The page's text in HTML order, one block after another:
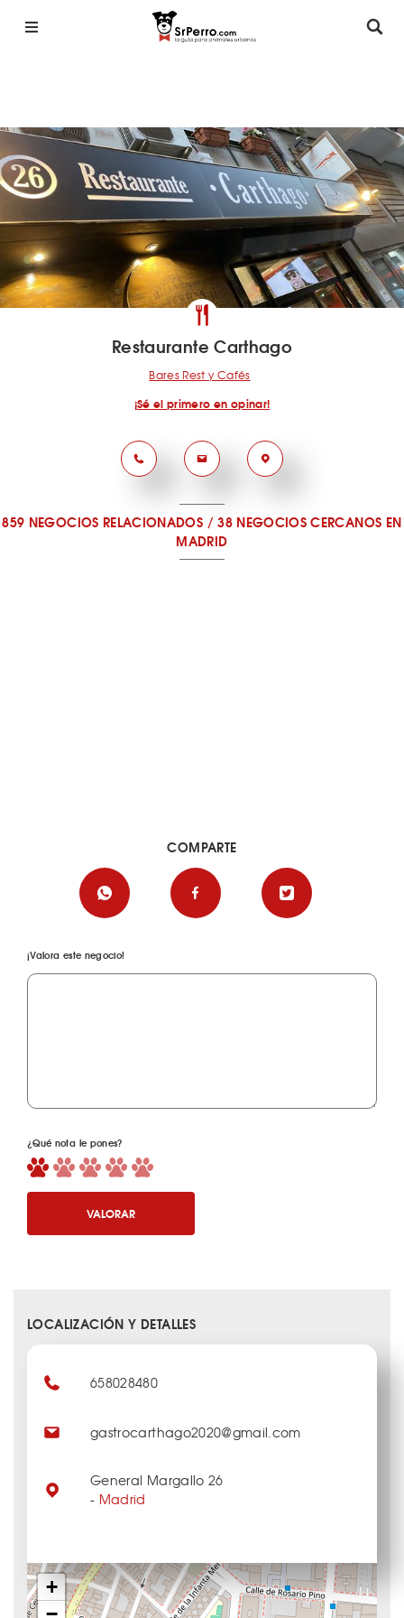
Restaurante Carthago
Bares Rest y Cafés
¡Sé el primero en opinar!
859 NEGOCIOS RELACIONADOS /38 NEGOCIOS CERCANOS EN
MADRID
¡Valora este negocio!
¿Qué nota le pones?
VALORAR
COMPARTE
LOCALIZACIÓN Y DETALLES
+
658028480
gastrocarthago2020@gmail.com
General Margallo 26
- Madrid